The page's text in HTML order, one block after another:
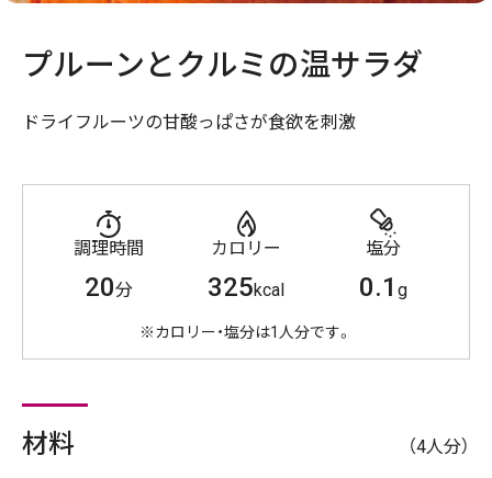
プルーンとクルミの温サラダ
ドライフルーツの甘酸っぱさが食欲を刺激
調理時間
20分
カロリー
325kcal
塩分
0.1g
※カロリー・塩分は1人分です。
材料 （4人分）